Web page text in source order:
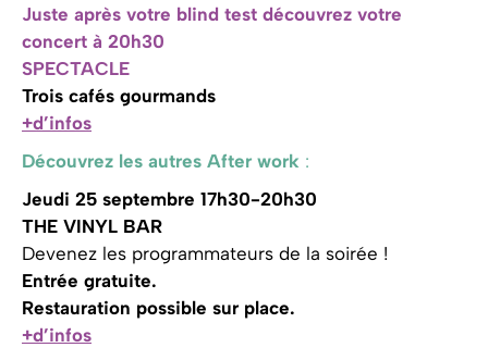
Juste après votre blind test découvrez votre
concert à 20h30
SPECTACLE
Trois cafés gourmands
+d’infos
Découvrez les autres After work :
Jeudi 25 septembre 17h30-20h30
THE VINYL BAR
Devenez les programmateurs de la soirée !
Entrée gratuite.
Restauration possible sur place.
+d’infos